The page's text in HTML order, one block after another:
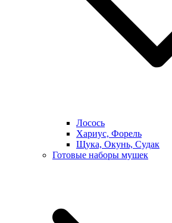
Лосось
Хариус, Форель
Щука, Окунь, Судак
Готовые наборы мушек